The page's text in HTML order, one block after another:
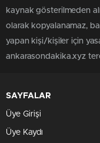
kaynak gösterilmeden
olarak kopyalanamaz,
yapan kişi/kişiler için
ankarasondakika.xyz
SAYFALAR
Üye Girişi
Üye Kaydı